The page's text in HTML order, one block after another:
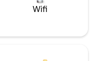
Wifi